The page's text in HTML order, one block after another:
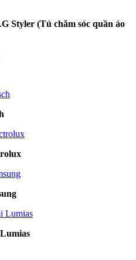
Styler (Tủ chăm sóc quần áo